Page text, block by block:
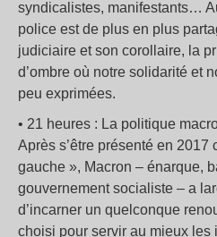
syndicalistes, manifestants…
police est de plus en plus
judiciaire et son corollaire, la
d’ombre où notre solidarité et
peu exprimées.
• 21 heures : La politique
Après s’être présenté en
gauche », Macron – énarque,
gouvernement socialiste – a
d’incarner un quelconque
choisi pour servir au mieux les